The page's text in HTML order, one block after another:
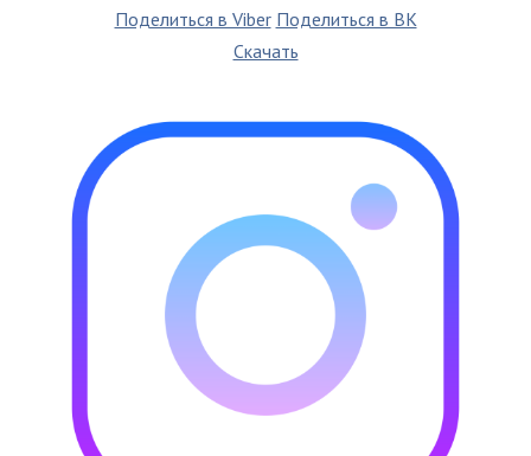
Поделиться в Viber Поделиться в ВК
Скачать